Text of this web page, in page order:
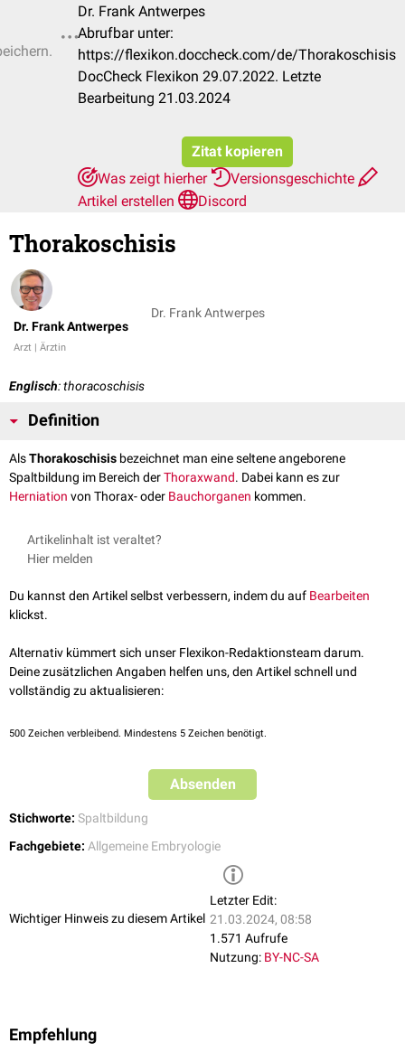
Dr. Frank Antwerpes
Abrufbar unter:
https://flexikon.doccheck.com/de/Thorakoschisis
DocCheck Flexikon 29.07.2022. Letzte
Bearbeitung 21.03.2024
Zitat kopieren
Was zeigt hierher
Versionsgeschichte
Artikel erstellen
Discord
Thorakoschisis
Dr. Frank Antwerpes
Arzt | Ärztin
Dr. Frank Antwerpes
Englisch: thoracoschisis
Definition
AlsThorakoschisis bezeichnet man eine seltene angeborene
Spaltbildung im Bereich derThoraxwand. Dabei kann es zur
Herniation von Thorax- oder Bauchorganen kommen.
Artikelinhalt ist veraltet?
Hier melden
Du kannst den Artikel selbst verbessern, indem du auf Bearbeiten
klickst.
Alternativ kümmert sich unser Flexikon-Redaktionsteam darum.
Deine zusätzlichen Angaben helfen uns, den Artikel schnell und
vollständig zu aktualisieren:
500 Zeichen verbleibend. Mindestens 5 Zeichen benötigt.
Absenden
Stichworte: Spaltbildung
Fachgebiete: Allgemeine Embryologie
Wichtiger Hinweis zu diesem Artikel
Letzter Edit:
21.03.2024, 08:58
1.571 Aufrufe
Nutzung: BY-NC-SA
Empfehlung